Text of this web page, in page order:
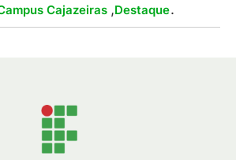
Cajazeiras ,Destaque.